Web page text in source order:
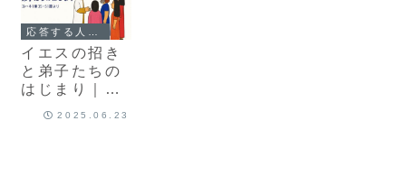
イエスの招き
と弟子たちの
はじまり｜ヨ
2025.06.23